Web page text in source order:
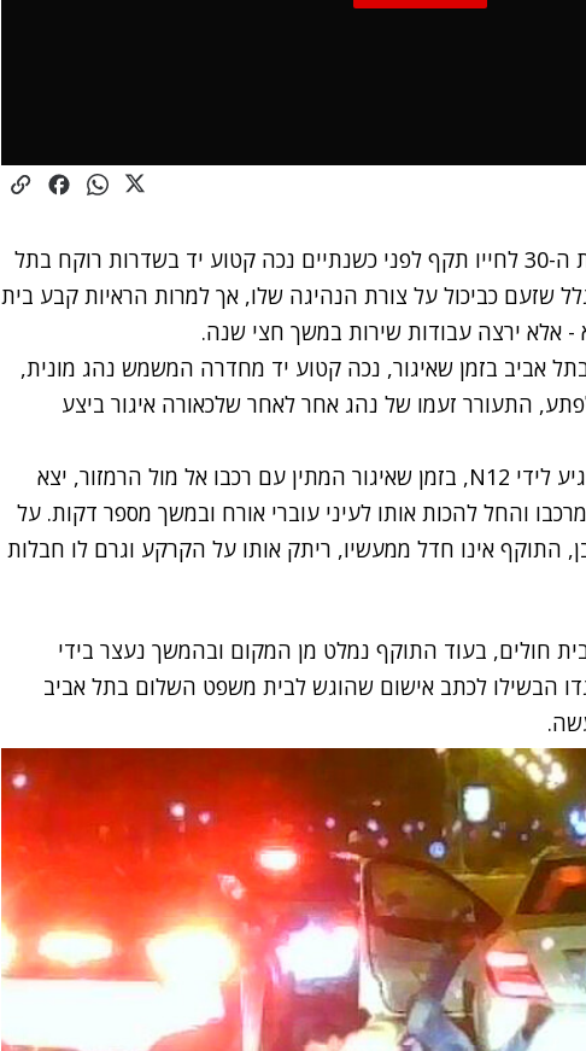
תושב תל אביב בשנות ה-30 לחייו תקף לפני כשנתיים נכה קטוע יד בשדרות רוקח בתל
שזעם כביכול על צורת הנהיגה שלו, אך למרות הראיות קבע בית
- אלא ירצה עבודות שירות במשך חצי שנה.
אביב בזמן שאיגור, נכה קטוע יד מחדרה המשמש נהג מונית,
התעורר זעמו של נהג אחר לאחר שלכאורה איגור ביצע
כפי שניתן לראות בתיעוד שהגיע לידי N12, בזמן שאיגור המתין עם רכבו אל מול הרמזור, יצא
והחל להכות אותו לעיני עוברי אורח ובמשך מספר דקות. על
התוקף אינו חדל ממעשיו, ריתק אותו על הקרקע וגרם לו חבלות
חולים, בעוד התוקף נמלט מן המקום ובהמשך נעצר בידי
הבשילו לכתב אישום שהוגש לבית משפט השלום בתל אביב